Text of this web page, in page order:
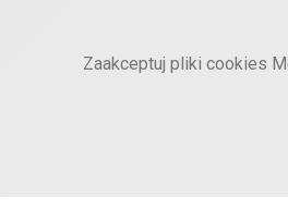
Zaakceptuj pliki cookies